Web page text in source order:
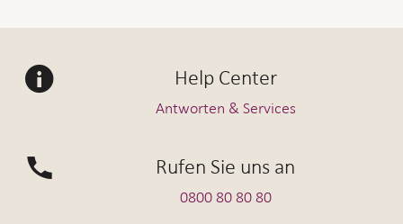
Help Center
Antworten & Services
Rufen Sie uns an
0800 80 80 80